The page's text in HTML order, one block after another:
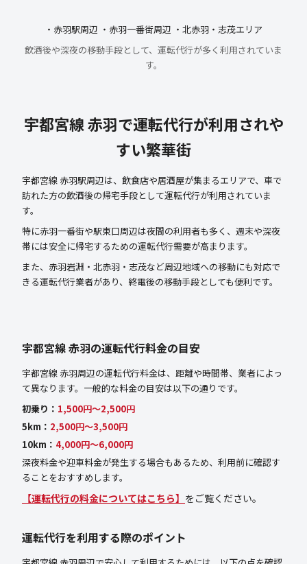
・赤羽駅周辺 ・赤羽一番街周辺 ・北赤羽・志茂エリア
飲酒後や深夜の移動手段として、運転代行が多く利用されていま
す。
宇都宮線 赤羽で運転代行が利用されや
すい繁華街
宇都宮線 赤羽駅周辺は、飲食店や居酒屋が集まるエリアで、車で
訪れた方の飲酒後の帰宅手段として運転代行が利用されていま
す。
特に赤羽一番街や駅東口周辺は夜間の利用者も多く、週末や深夜
帯には安全に帰宅するための運転代行需要が高まります。
また、赤羽岩淵・北赤羽・志茂など周辺地域への移動にも対応で
きる運転代行業者があり、終電後の移動手段としても便利です。
宇都宮線 赤羽の運転代行料金の目安
宇都宮線 赤羽周辺の運転代行料金は、距離や時間帯、業者によっ
て異なります。一般的な料金の目安は以下の通りです。
初乗り： 1,500円〜2,500円
5km： 2,500円〜3,500円
10km： 4,000円〜6,000円
深夜料金や迎車料金が発生する場合もあるため、利用前に確認す
ることをおすすめします。
【運転代行の料金についてはこちら】 をご覧ください。
運転代行を利用する際のポイント